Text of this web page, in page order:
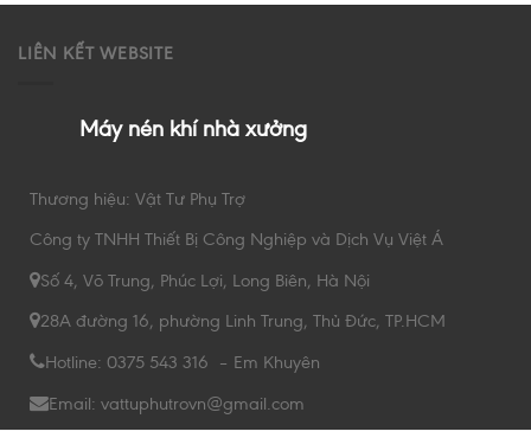
LIÊN KẾT WEBSITE
Máy nén khí nhà xưởng
Thương hiệu: Vật Tư Phụ Trợ
Công ty TNHH Thiết Bị Công Nghiệp và Dịch Vụ Việt Á
Số 4, Võ Trung, Phúc Lợi, Long Biên, Hà Nội
28A đường 16, phường Linh Trung, Thủ Đức, TP.HCM
Hotline: 0375 543 316 – Em Khuyên
Email: vattuphutrovn@gmail.com